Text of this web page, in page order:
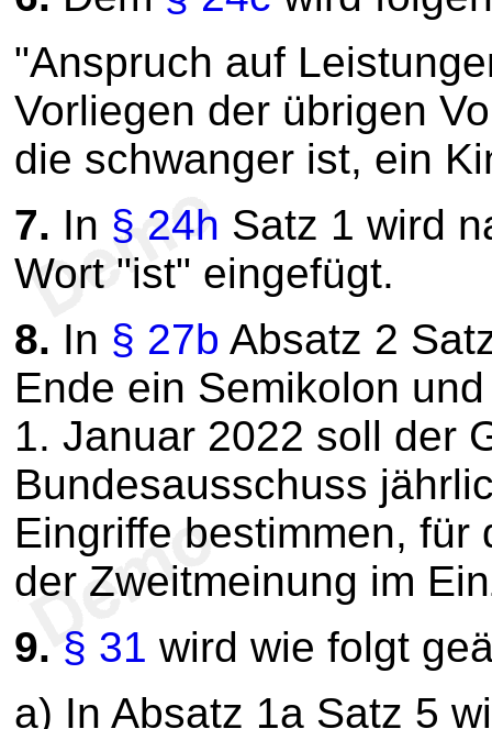
"Anspruch auf
Vorliegen der übrigen
die schwanger ist, ein
7. In § 24h Satz 1 wird
Wort "ist" eingefügt.
8. In § 27b Absatz 2
Ende ein Semikolon
1. Januar 2022 soll der
Bundesausschuss
Eingriffe bestimmen,
der Zweitmeinung im
9. § 31 wird wie folgt
a) In Absatz 1a Satz 5